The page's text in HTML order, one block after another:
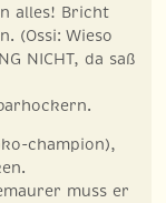
alles! Bricht
(Ossi: Wieso
NICHT, da saß
champion),
muss er